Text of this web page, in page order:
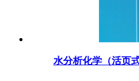
水分析化学（活页